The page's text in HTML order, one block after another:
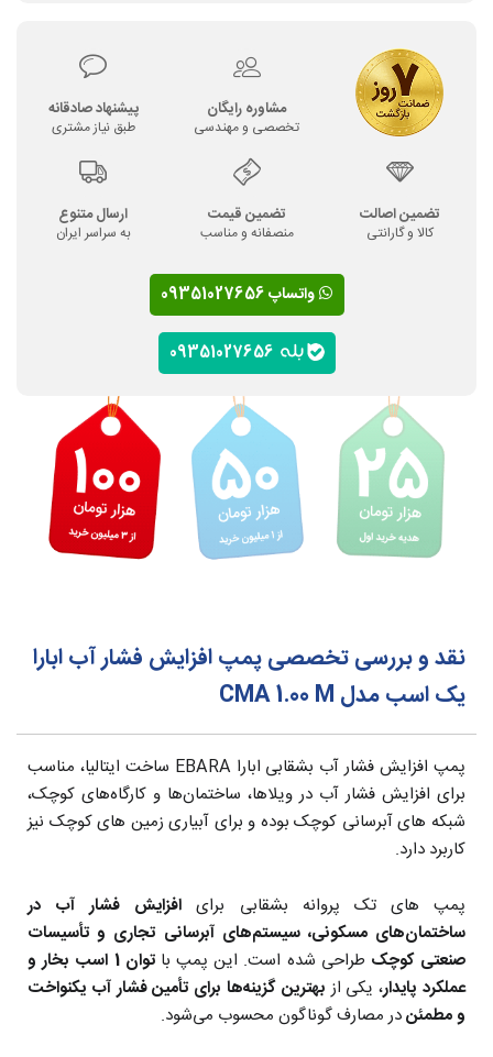
مشاوره رایگان
تخصصی و مهندسی
پیشنهاد صادقانه
طبق نیاز مشتری
تضمین اصالت
کالا و گارانتی
تضمین قیمت
منصفانه و مناسب
ارسال متنوع
به سراسر ایران
واتساپ 09351027656
نقد و بررسی تخصصی پمپ افزایش فشار آب ابارا
یک اسب مدل CMA 1.00 M
پمپ افزایش فشار آب بشقابی ابارا EBARA ساخت ایتالیا،
مناسب
برای افزایش فشار آب در ویلاها، ساختمان‌ها و کارگاه‌های کوچک،
شبکه های آبرسانی کوچک بوده و برای آبیاری زمین های کوچک نیز
کاربرد دارد.
پمپ های تک پروانه بشقابی برای افزایش فشار آب در
ساختمان‌های مسکونی، سیستم‌های آبرسانی تجاری و تأسیسات
صنعتی کوچک طراحی شده است. این پمپ با
توان 1 اسب بخار و
عملکرد پایدار، یکی از بهترین گزینه‌ها برای تأمین فشار آب یکنواخت
و مطمئندر مصارف گوناگون محسوب می‌شود.